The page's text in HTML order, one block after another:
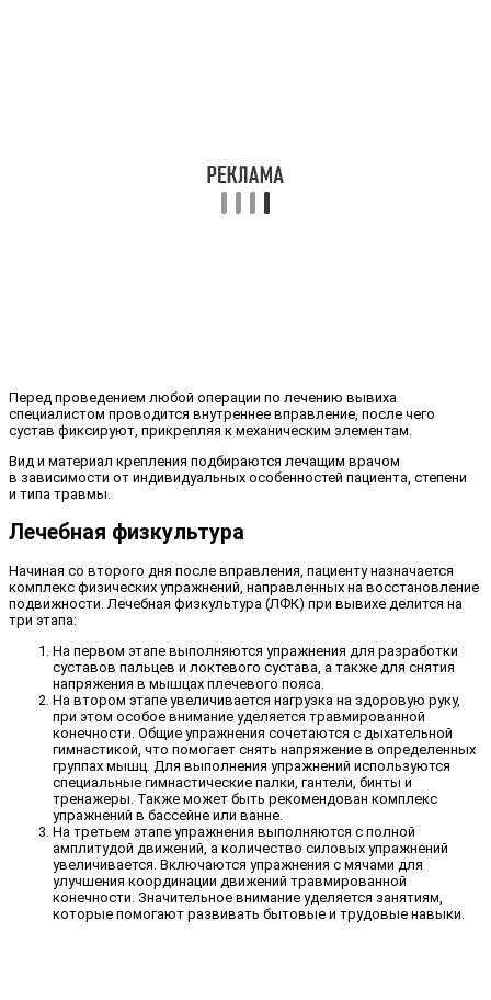
Перед проведением любой операции по лечению вывиха
специалистом проводится внутреннее вправление, после чего
сустав фиксируют, прикрепляя к механическим элементам.
Вид и материал крепления подбираются лечащим врачом
в зависимости от индивидуальных особенностей пациента, степени
и типа травмы.
Лечебная физкультура
Начиная со второго дня после вправления, пациенту назначается
комплекс физических упражнений, направленных на восстановление
подвижности. Лечебная физкультура (ЛФК) при вывихе делится на
три этапа:
На первом этапе выполняются упражнения для разработки
суставов пальцев и локтевого сустава, а также для снятия
напряжения в мышцах плечевого пояса.
На втором этапе увеличивается нагрузка на здоровую руку,
при этом особое внимание уделяется травмированной
конечности. Общие упражнения сочетаются с дыхательной
гимнастикой, что помогает снять напряжение в определенных
группах мышц. Для выполнения упражнений используются
специальные гимнастические палки, гантели, бинты и
тренажеры. Также может быть рекомендован комплекс
упражнений в бассейне или ванне.
На третьем этапе упражнения выполняются с полной
амплитудой движений, а количество силовых упражнений
увеличивается. Включаются упражнения с мячами для
улучшения координации движений травмированной
конечности. Значительное внимание уделяется занятиям,
которые помогают развивать бытовые и трудовые навыки.